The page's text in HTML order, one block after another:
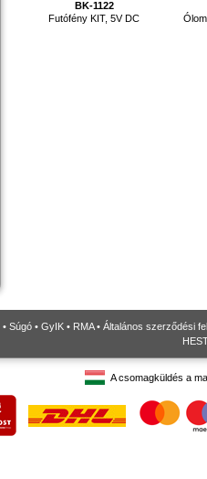
BK-1122
Futófény KIT, 5V DC
• Súgó • GyIK • RMA• Általános szerződési
A csomagküldés a